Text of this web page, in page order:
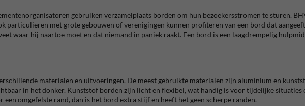
gebruiken verzamelplaats borden om hun bezoekersstromen te sturen.
particulieren met grote gebouwen of verenigingen kunnen profiteren van een bord dat
waar hij naartoe moet en dat niemand in paniek raakt. Een bord is een laagdrempelig
materialen en uitvoeringen. De meest gebruikte materialen zijn aluminium en
in het donker. Kunststof borden zijn licht en flexibel, wat handig is voor tijdelijke
een omgefelste rand, dan is het bord extra stijf en heeft het geen scherpe randen.